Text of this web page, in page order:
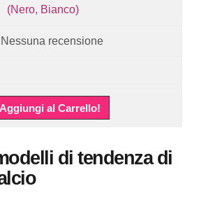
(Nero, Bianco)
Nessuna recensione
Aggiungi al Carrello!
di tendenza di